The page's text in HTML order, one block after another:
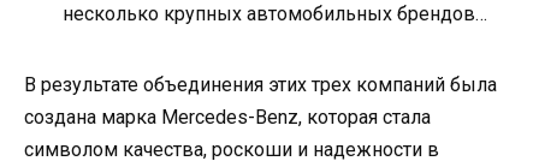
несколько крупных автомобильных брендов…
В результате объединения этих трех компаний была
создана марка Mercedes-Benz, которая стала
символом качества, роскоши и надежности в